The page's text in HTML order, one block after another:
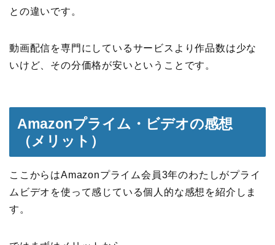
との違いです。
動画配信を専門にしているサービスより作品数は少な
いけど、その分価格が安いということです。
Amazonプライム・ビデオの感想
（メリット）
ここからはAmazonプライム会員3年のわたしがプライ
ムビデオを使って感じている個人的な感想を紹介しま
す。